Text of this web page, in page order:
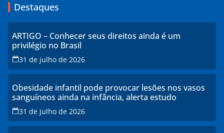
Destaques
ARTIGO – Conhecer seus direitos ainda é um
privilégio no Brasil
31 de julho de 2026
Obesidade infantil pode provocar lesões nos vasos
sanguíneos ainda na infância, alerta estudo
31 de julho de 2026